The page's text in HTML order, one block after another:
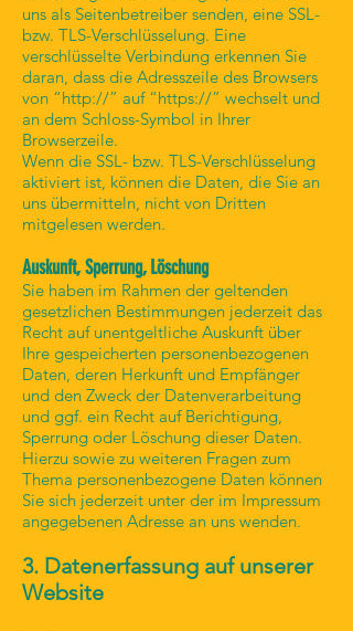
uns als Seitenbetreiber senden, eine SSL-
bzw. TLS-Verschlüsselung. Eine
verschlüsselte Verbindung erkennen Sie
daran, dass die Adresszeile des Browsers
von “http://” auf “https://” wechselt und
an dem Schloss-Symbol in Ihrer
Browserzeile.
Wenn die SSL- bzw. TLS-Verschlüsselung
aktiviert ist, können die Daten, die Sie an
uns übermitteln, nicht von Dritten
mitgelesen werden.
Auskunft, Sperrung, Löschung
Sie haben im Rahmen der geltenden
gesetzlichen Bestimmungen jederzeit das
Recht auf unentgeltliche Auskunft über
Ihre gespeicherten personenbezogenen
Daten, deren Herkunft und Empfänger
und den Zweck der Datenverarbeitung
und ggf. ein Recht auf Berichtigung,
Sperrung oder Löschung dieser Daten.
Hierzu sowie zu weiteren Fragen zum
Thema personenbezogene Daten können
Sie sich jederzeit unter der im Impressum
angegebenen Adresse an uns wenden.
3. Datenerfassung auf unserer
Website